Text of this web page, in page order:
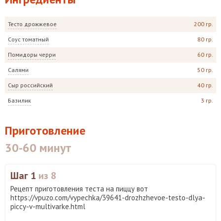
Тесто дрожжевое 200 гр.
Соус томатный 80 гр.
Помидоры черри 60 гр.
Салями 50 гр.
Сыр российский 40 гр.
Базилик 3 гр.
Приготовление
30-60 минут
Шаг 1 из 8
Рецепт приготовления теста на пиццу вот
https://vpuzo.com/vypechka/39641-drozhzhevoe-testo-dlya-
piccy-v-multivarke.html